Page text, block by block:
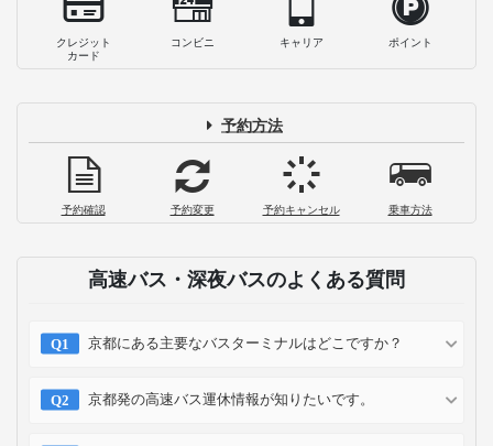
クレジット
カード
コンビニ キャリア ポイント
予約方法
予約確認 予約変更 予約キャンセル 乗車方法
高速バス・深夜バスのよくある質問
京都にある主要なバスターミナルはどこですか？
京都発の高速バス運休情報が知りたいです。